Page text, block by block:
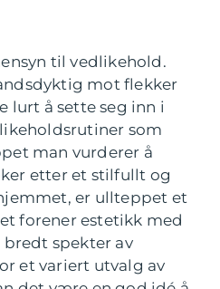
til vedlikehold.
mot flekker
lurt å sette seg inn i
som
man vurderer å
etter et stilfullt og
er ullteppet et
forener estetikk med
spekter av
et variert utvalg av